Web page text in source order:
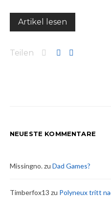
Artikel lesen
Teilen
NEUESTE KOMMENTARE
Missingno.zu Dad Games?
Timberfox13 zu Polyneux tritt